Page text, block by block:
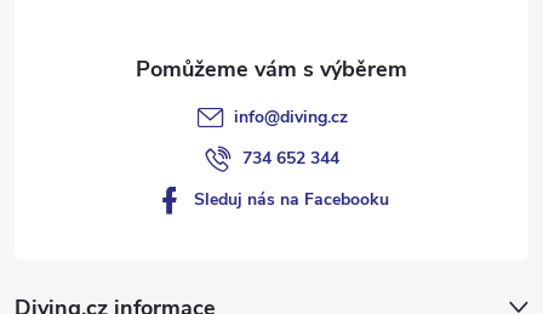
info@diving.cz
734 652 344
Sleduj nás na Facebooku